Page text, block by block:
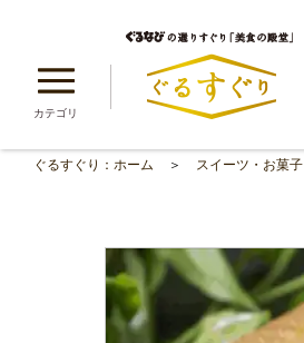
カテゴリ
ぐるすぐり：ホーム スイーツ・お菓子